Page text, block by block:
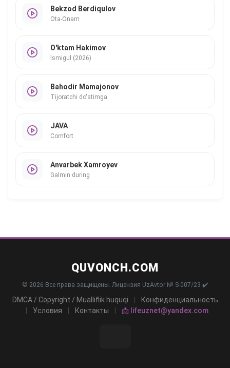
Bekzod Berdiqulov
Ota-Onam
O'ktam Hakimov
Ismigul (2026)
Bahodir Mamajonov
Tijoratchi do'stimga
JAVA
Comfort
Anvarbek Xamroyev
Galmin during
QUVONCH.COM
© 2026 Все права защищены. Лицензия UzAvtor № S-007/23 ✔️
DMCA / Copyright / Mualliflik huquqi
Конфиденциальность
Условия Контакты 📩 lifeuznet@yandex.com